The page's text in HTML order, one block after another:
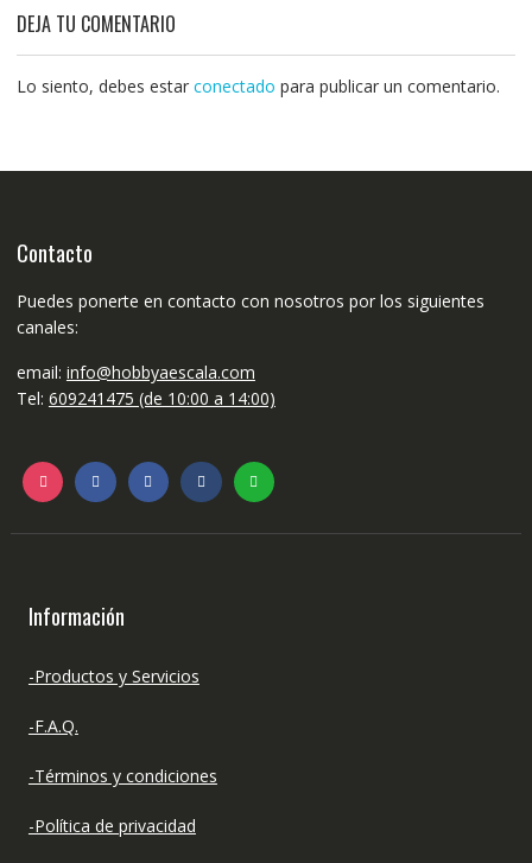
DEJA TU COMENTARIO
Lo siento, debes estar conectado para publicar un comentario.
Contacto
Puedes ponerte en contacto con nosotros por los siguientes
canales:
email: info@hobbyaescala.com
Tel: 609241475 (de 10:00 a 14:00)
Información
-Productos y Servicios
-F.A.Q.
-Términos y condiciones
-Política de privacidad